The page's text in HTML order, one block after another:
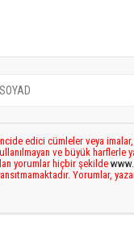
edici cümleler veya imalar,
ve büyük harflerle
yorumlar hiçbir şekilde
Yorumlar,